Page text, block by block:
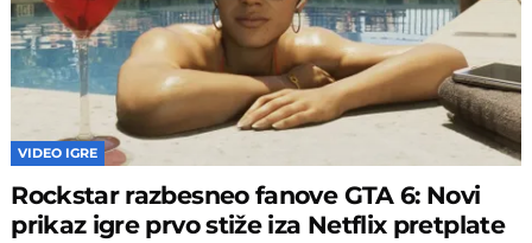
VIDEO IGRE
Rockstar razbesneo fanove GTA 6: Novi
prikaz igre prvo stiže iza Netflix pretplate